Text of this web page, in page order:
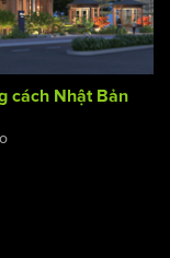
cách Nhật Bản